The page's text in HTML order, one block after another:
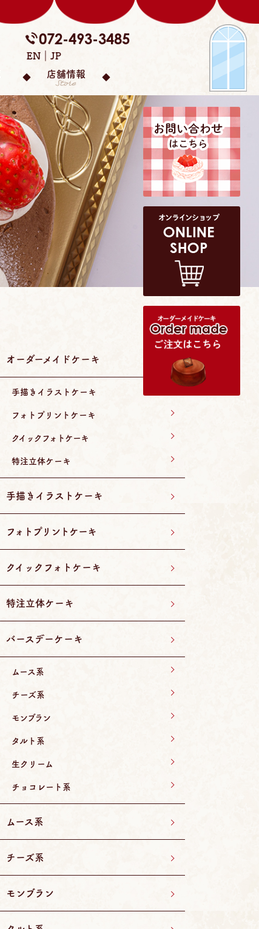
072-493-3485
EN
JP
店舗情報
オーダーメイドケーキ
手描きイラストケーキ
フォトプリントケーキ
クイックフォトケーキ
特注立体ケーキ
手描きイラストケーキ
フォトプリントケーキ
クイックフォトケーキ
特注立体ケーキ
バースデーケーキ
ムース系
チーズ系
モンブラン
タルト系
生クリーム
チョコレート系
ムース系
チーズ系
モンブラン